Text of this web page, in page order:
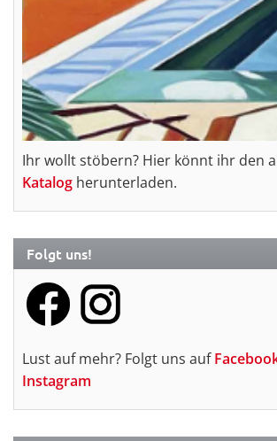
Ihr wollt stöbern? Hier könnt ihr den
Katalog herunterladen.
Folgt uns!
Lust auf mehr? Folgt uns auf
Instagram